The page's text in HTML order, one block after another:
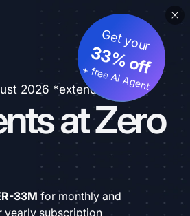
2026 *extended
at Zero
Get your
33% off
+ free AI Agent
33M for monthly and
yearly subscription